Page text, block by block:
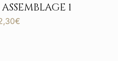
1
€